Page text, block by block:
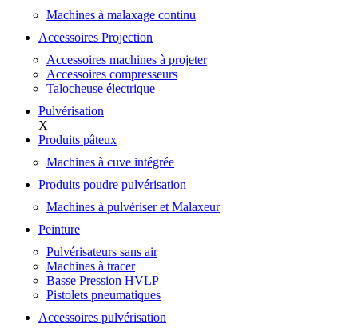
Machines à malaxage continu
Accessoires Projection
Accessoires machines à projeter
Accessoires compresseurs
Talocheuse électrique
Pulvérisation
X
Produits pâteux
Machines à cuve intégrée
Produits poudre pulvérisation
Machines à pulvériser et Malaxeur
Peinture
Pulvérisateurs sans air
Machines à tracer
Basse Pression HVLP
Pistolets pneumatiques
Accessoires pulvérisation